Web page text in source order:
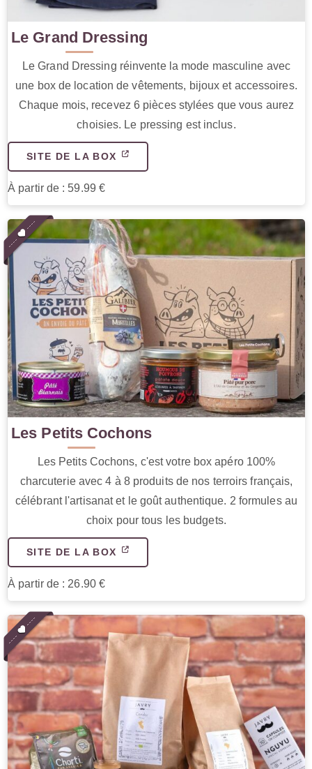
Le Grand Dressing
Le Grand Dressing réinvente la mode masculine avec
une box de location de vêtements, bijoux et accessoires.
Chaque mois, recevez 6 pièces stylées que vous aurez
choisies. Le pressing est inclus.
SITE DE LA BOX
À partir de : 59.99 €
Les Petits Cochons
Les Petits Cochons, c'est votre box apéro 100%
charcuterie avec 4 à 8 produits de nos terroirs français,
célébrant l'artisanat et le goût authentique. 2 formules au
choix pour tous les budgets.
SITE DE LA BOX
À partir de : 26.90 €